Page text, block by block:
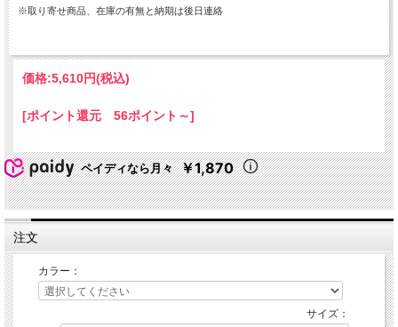
※取り寄せ商品、在庫の有無と納期は後日連絡
価格:5,610円(税込)
[ポイント還元 56ポイント～]
ペイディなら月々 ￥1,870
注文
カラー：
サイズ：